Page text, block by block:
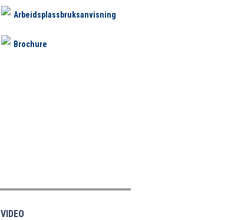
Arbeidsplassbruksanvisning
Brochure
VIDEO